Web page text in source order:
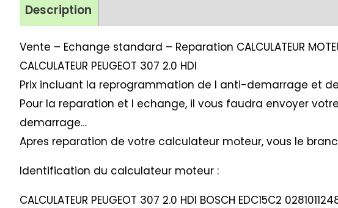
Description
Vente – Echange standard – Reparation CALCULATEUR
CALCULATEUR PEUGEOT 307 2.0 HDI
Prix incluant la reprogrammation de l anti-demarrage et
Pour la reparation et l echange, il vous faudra envoyer
demarrage…
Apres reparation de votre calculateur moteur, vous le
Identification du calculateur moteur :
CALCULATEUR PEUGEOT 307 2.0 HDI BOSCH EDC15C2